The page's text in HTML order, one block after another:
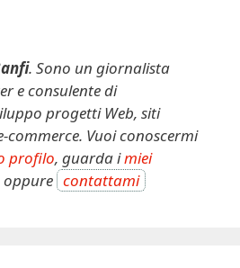
. Sono un giornalista
e consulente di
progetti Web, siti
commerce. Vuoi conoscermi
profilo, guarda imiei
contattami